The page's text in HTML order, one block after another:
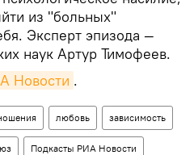
из "больных"
Эксперт эпизода —
наук Артур Тимофеев.
Новости .
любовь зависимость
Подкасты РИА Новости